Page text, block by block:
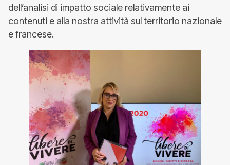
dell’analisi di impatto sociale relativamente ai
contenuti e alla nostra attività sul territorio nazionale
e francese.